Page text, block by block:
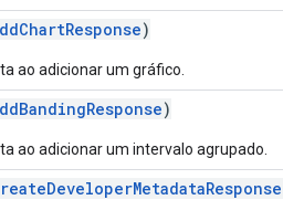
)
ao adicionar um gráfico.
)
ao adicionar um intervalo agrupado.